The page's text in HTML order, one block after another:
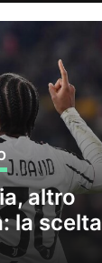
altro
la scelta